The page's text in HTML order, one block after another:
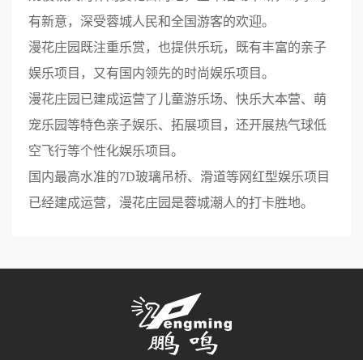
有新意，深受蓉城人民和全国游客的欢迎。
漫花庄园既注重乐赏，也提供乐玩，既有丰富的亲子
娱乐项目，又有国内领先的时尚娱乐项目。
漫花庄园已建成运营了儿童游乐场、快乐大本营、萌
宠乐园等特色亲子娱乐、拓展项目，还开展热气球低
空飞行等个性化娱乐项目。
国内最高水准的7D玻璃吊桥、滑道等网红型娱乐项目
已经建成运营，漫花庄园是蓉城潮人的打卡胜地。